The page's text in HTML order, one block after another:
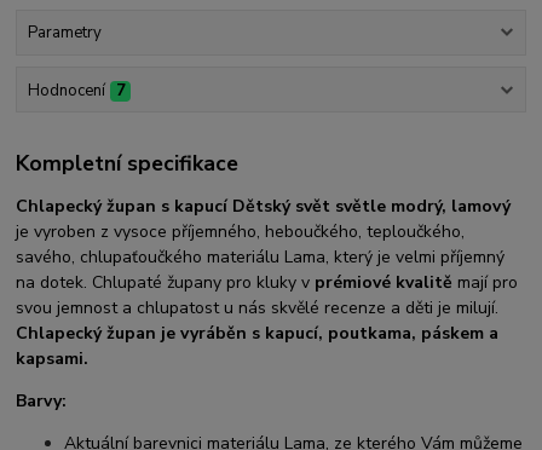
Parametry
Hodnocení 7
Kompletní specifikace
Chlapecký župan s kapucí Dětský svět světle modrý, lamový
je vyroben z vysoce příjemného, heboučkého, teploučkého,
savého, chlupaťoučkého materiálu Lama, který je velmi příjemný
na dotek. Chlupaté župany pro kluky v prémiové kvalitě mají pro
svou jemnost a chlupatost u nás skvělé recenze a děti je milují.
Chlapeckýžupan je vyráběn s kapucí, poutkama, páskem a
kapsami.
Barvy:
Aktuální barevnici materiálu Lama, ze kterého Vám můžeme